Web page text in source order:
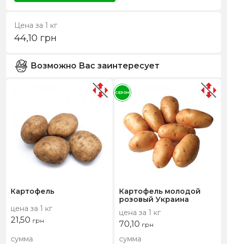
Цена за 1 кг
44,10 грн
Возможно Вас заинтересует
Картофель
цена за 1 кг
21,50 грн
сумма
Картофель молодой
розовый Украина
цена за 1 кг
70,10 грн
сумма
СЕЗОН